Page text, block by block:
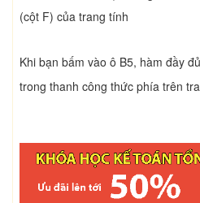
(cột F) của trang tính
Khi bạn bấm vào ô B5, hàm đầy đủ
trong thanh công thức phía trên